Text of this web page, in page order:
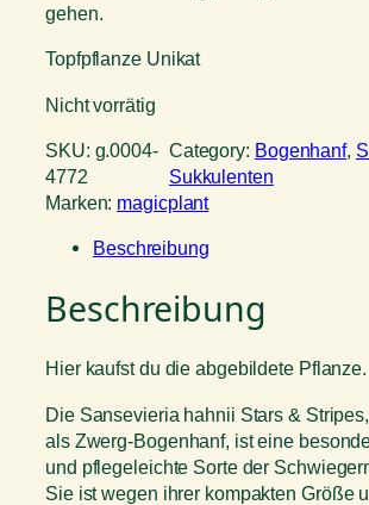
gehen.
Topfpflanze Unikat
Nicht vorrätig
SKU: g.0004-
4772
Category: Bogenhanf,
Sukkulenten
Marken: magicplant
Beschreibung
Beschreibung
Hier kaufst du die abgebildete Pflanze.
Die Sansevieria hahnii Stars &
als Zwerg-Bogenhanf, ist eine
und pflegeleichte Sorte der
Sie ist wegen ihrer kompakten Größe